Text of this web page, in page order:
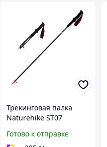
Трекинговая палка
Naturehike ST07
115 см EVA 175г, Палки
Готово к отправке